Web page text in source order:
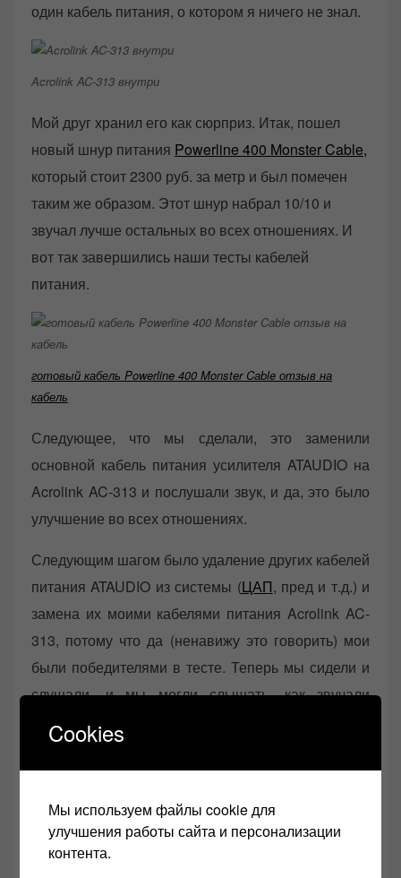
один кабель питания, о котором я ничего не знал.
Acrolink AC-313 внутри
Мой друг хранил его как сюрприз. Итак, пошел
новый шнур питания Powerline 400 Monster Cable,
который стоит 2300 руб. за метр и был помечен
таким же образом. Этот шнур набрал 10/10 и
звучал лучше остальных во всех отношениях. И
вот так завершились наши тесты кабелей
питания.
готовый кабель Powerline 400 Monster Cable отзыв на
кабель
Следующее, что мы сделали, это заменили
основной кабель питания усилителя ATAUDIO на
Acrolink AC-313 и послушали звук, и да, это было
улучшение во всех отношениях.
Следующим шагом было удаление других кабелей
питания ATAUDIO из системы (ЦАП, пред и т.д.) и
замена их моими кабелями питания Acrolink AC-
313, потому что да (ненавижу это говорить) мои
были победителями в тесте. Теперь мы сидели и
слушали, и мы могли слышать, как звучали
королевские кабели, одним словом,
захватывающе.
Acrolink AC-313 проводники внутри
Cookies
Мы используем файлы cookie для
улучшения работы сайта и персонализации
контента.